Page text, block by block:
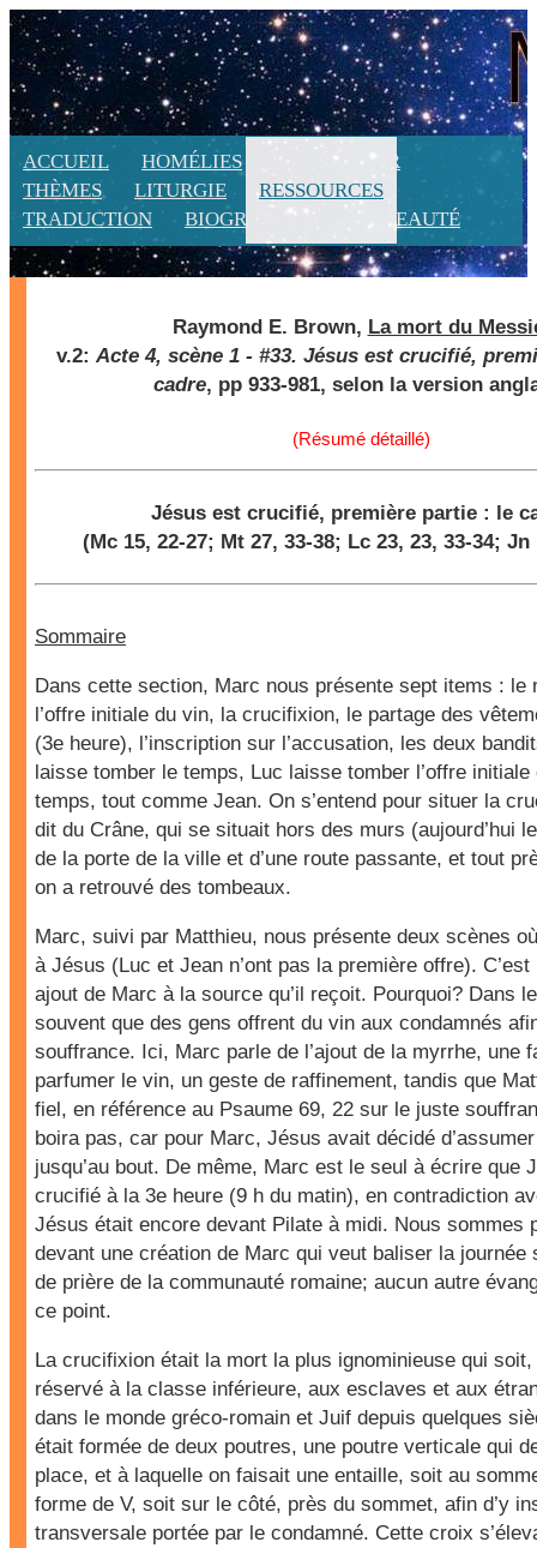
ACCUEIL HOMÉLIES
CALENDRIER
THÈMES
LITURGIE
RESSOURCES
TRADUCTION
BIOGRAPHIE NOUVEAUTÉ
Raymond E. Brown, La mort du
v.2: Acte 4, scène 1 - #33. Jésus est crucifié,
cadre, pp 933-981, selon la version
(Résumé détaillé)
Jésus est crucifié, première partie : le
(Mc 15, 22-27; Mt 27, 33-38; Lc 23, 23, 33-34; Jn
Sommaire
Dans cette section, Marc nous présente sept items : le
l’offre initiale du vin, la crucifixion, le partage des
(3e heure), l’inscription sur l’accusation, les deux
laisse tomber le temps, Luc laisse tomber l’offre initiale
temps, tout comme Jean. On s’entend pour situer la
dit du Crâne, qui se situait hors des murs (aujourd’hui
de la porte de la ville et d’une route passante, et tout
on a retrouvé des tombeaux.
Marc, suivi par Matthieu, nous présente deux scènes
à Jésus (Luc et Jean n’ont pas la première offre).
ajout de Marc à la source qu’il reçoit. Pourquoi? Dans
souvent que des gens offrent du vin aux condamnés
souffrance. Ici, Marc parle de l’ajout de la myrrhe, une
parfumer le vin, un geste de raffinement, tandis que
fiel, en référence au Psaume 69, 22 sur le juste
boira pas, car pour Marc, Jésus avait décidé
jusqu’au bout. De même, Marc est le seul à écrire que
crucifié à la 3e heure (9 h du matin), en contradiction
Jésus était encore devant Pilate à midi. Nous sommes
devant une création de Marc qui veut baliser la journée
de prière de la communauté romaine; aucun autre
ce point.
La crucifixion était la mort la plus ignominieuse qui
réservé à la classe inférieure, aux esclaves et aux
dans le monde gréco-romain et Juif depuis quelques
était formée de deux poutres, une poutre verticale qui
place, et à laquelle on faisait une entaille, soit au
forme de V, soit sur le côté, près du sommet, afin d’y
transversale portée par le condamné. Cette croix